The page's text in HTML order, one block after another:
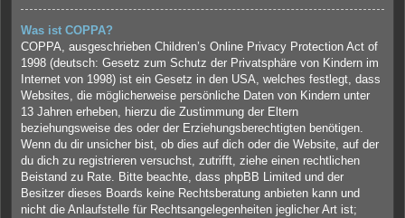
Was ist COPPA?
COPPA, ausgeschrieben Children’s Online Privacy Protection Act of
1998 (deutsch: Gesetz zum Schutz der Privatsphäre von Kindern im
Internet von 1998) ist ein Gesetz in den USA, welches festlegt, dass
Websites, die möglicherweise persönliche Daten von Kindern unter
13 Jahren erheben, hierzu die Zustimmung der Eltern
beziehungsweise des oder der Erziehungsberechtigten benötigen.
Wenn du dir unsicher bist, ob dies auf dich oder die Website, auf der
du dich zu registrieren versuchst, zutrifft, ziehe einen rechtlichen
Beistand zu Rate. Bitte beachte, dass phpBB Limited und der
Besitzer dieses Boards keine Rechtsberatung anbieten kann und
nicht die Anlaufstelle für Rechtsangelegenheiten jeglicher Art ist;